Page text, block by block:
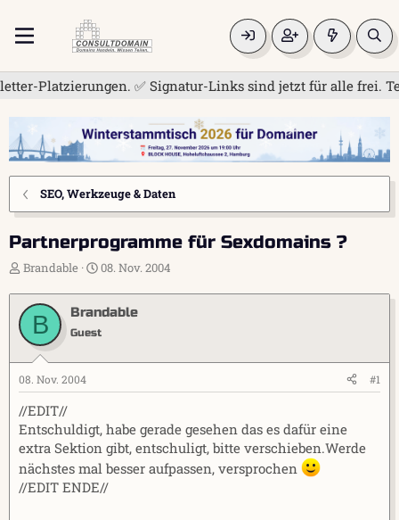
✅ Signatur-Links sind jetzt für alle frei. Teilen Sie
SEO, Werkzeuge & Daten
Partnerprogramme für Sexdomains ?
E
s
t
e
l
e
r
Brandable
E
s
t
e
l
a
08. Nov. 2004
B Brandable
Guest
08. Nov. 2004 #1
//EDIT//
Entschuldigt, habe gerade gesehen das es dafür eine
extra Sektion gibt, entschuligt, bitte verschieben.Werde
nächstes mal besser aufpassen, versprochen
//EDIT ENDE//